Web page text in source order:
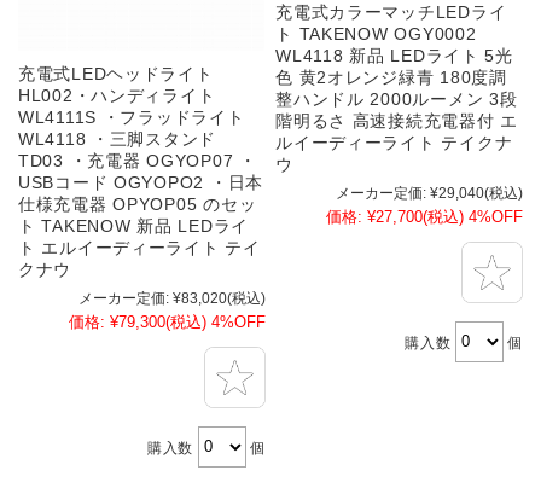
充電式LEDヘッドライト
HL002・ハンディライト
WL4111S ・フラッドライト
WL4118 ・三脚スタンド
TD03 ・充電器 OGYOP07 ・
USBコード OGYOPO2 ・日本
仕様充電器 OPYOP05 のセッ
ト TAKENOW 新品 LEDライ
ト エルイーディーライト テイ
クナウ
メーカー定価: ¥83,020(税込)
価格: ¥79,300(税込) 4%OFF
購入数 個
充電式カラーマッチLEDライ
ト TAKENOW OGY0002
WL4118 新品 LEDライト 5光
色 黄2オレンジ緑青 180度調
整ハンドル 2000ルーメン 3段
階明るさ 高速接続充電器付 エ
ルイーディーライト テイクナ
ウ
メーカー定価: ¥29,040(税込)
価格: ¥27,700(税込) 4%OFF
購入数 個